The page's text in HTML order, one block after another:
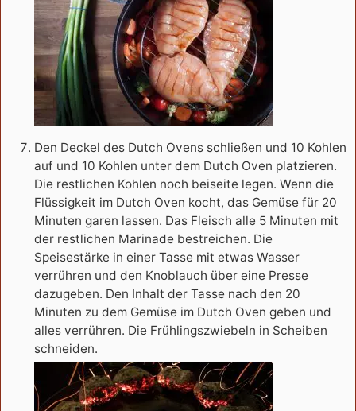
Den Deckel des Dutch Ovens schließen und 10 Kohlen
auf und 10 Kohlen unter dem Dutch Oven platzieren.
Die restlichen Kohlen noch beiseite legen. Wenn die
Flüssigkeit im Dutch Oven kocht, das Gemüse für 20
Minuten garen lassen. Das Fleisch alle 5 Minuten mit
der restlichen Marinade bestreichen. Die
Speisestärke in einer Tasse mit etwas Wasser
verrühren und den Knoblauch über eine Presse
dazugeben. Den Inhalt der Tasse nach den 20
Minuten zu dem Gemüse im Dutch Oven geben und
alles verrühren. Die Frühlingszwiebeln in Scheiben
schneiden.